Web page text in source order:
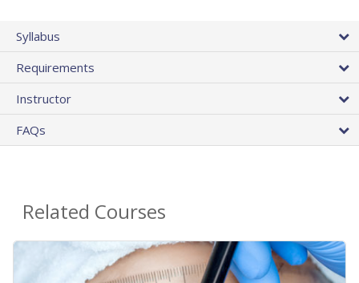
Syllabus
Requirements
Instructor
FAQs
Related Courses